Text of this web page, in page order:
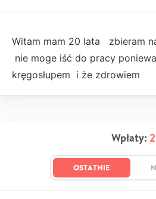
Witam mam 20 lata zbieram
nie moge iść do pracy
kręgosłupem i że zdrowiem
Wpłaty: 2
OSTATNIE